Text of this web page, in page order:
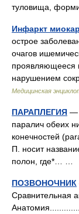
туловища,
Инфаркт
острое
очагов
проявляющееся
нарушением
Медицинская
ПАРАПЛЕГИЯ —
паралич обеих
конечностей
П. носит
полон, где*… …
ПОЗВОНОЧНИК
Сравнительная